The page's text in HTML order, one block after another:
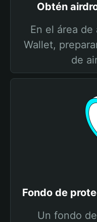
Obtén
En el área
Wallet,
de
Fondo de
Un fondo